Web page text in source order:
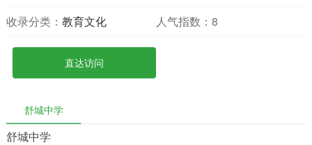
收录分类： 教育文化 人气指数： 8
直达访问
舒城中学
舒城中学